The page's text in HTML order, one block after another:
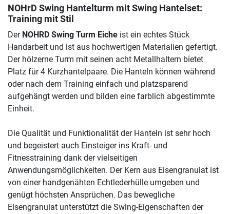
NOHrD Swing Hantelturm mit Swing Hantelset:
Training mit Stil
Der NOHRD Swing Turm Eiche ist ein echtes Stück
Handarbeit und ist aus hochwertigen Materialien gefertigt.
Der hölzerne Turm mit seinen acht Metallhaltern bietet
Platz für 4 Kurzhantelpaare. Die Hanteln können während
oder nach dem Training einfach und platzsparend
aufgehängt werden und bilden eine farblich abgestimmte
Einheit.
Die Qualität und Funktionalität der Hanteln ist sehr hoch
und begeistert auch Einsteiger ins Kraft- und
Fitnesstraining dank der vielseitigen
Anwendungsmöglichkeiten. Der Kern aus Eisengranulat ist
von einer handgenähten Echtlederhülle umgeben und
genügt höchsten Ansprüchen. Das bewegliche
Eisengranulat unterstützt die Swing-Eigenschaften der